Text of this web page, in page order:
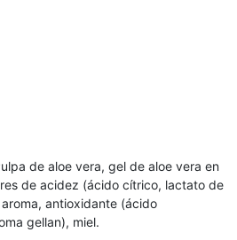
de aloe vera, gel de aloe vera en
de acidez (ácido cítrico, lactato de
antioxidante (ácido
gellan), miel.